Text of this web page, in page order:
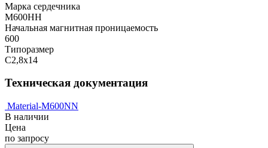
Марка сердечника
М600НН
Начальная магнитная проницаемость
600
Типоразмер
С2,8х14
Техническая документация
Material-M600NN
В наличии
Цена
по запросу